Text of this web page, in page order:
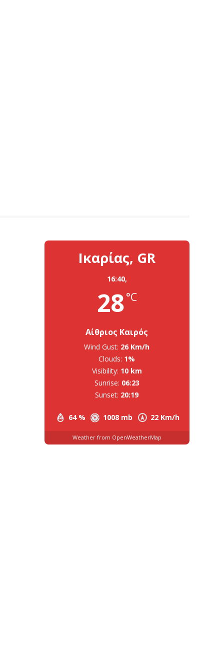
Ικαρίας, GR
16:40,
28°C
Αίθριος Καιρός
64 % 1008 mb 22 Km/h
Wind Gust: 26 Km/h
Clouds: 1%
Visibility: 10 km
Sunrise: 06:23
Sunset: 20:19
Weather from OpenWeatherMap